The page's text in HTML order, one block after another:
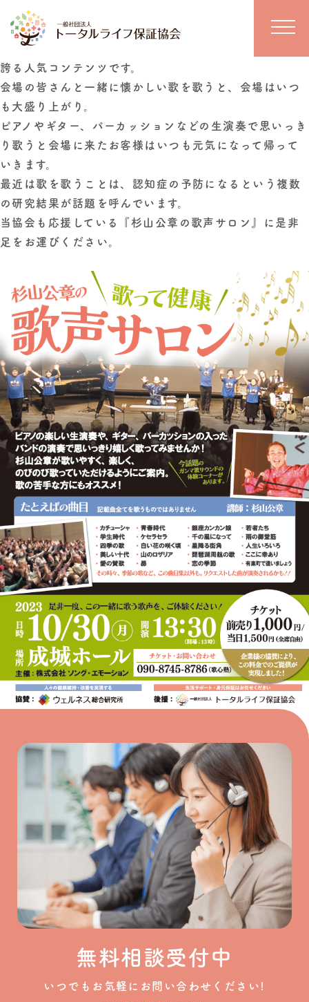
2023年10月30日、成城ホールで杉山公章の歌声サロン
を開催致します。
杉山公章さんの歌声サロンは2700回を超える開催実績を
誇る人気コンテンツです。
会場の皆さんと一緒に懐かしい歌を歌うと、会場はいつ
も大盛り上がり。
ピアノやギター、パーカッションなどの生演奏で思いっき
り歌うと会場に来たお客様はいつも元気になって帰って
いきます。
最近は歌を歌うことは、認知症の予防になるという複数
の研究結果が話題を呼んでいます。
当協会も応援している『杉山公章の歌声サロン』に是非
足をお運びください。
無料相談受付中
いつでもお気軽にお問い合わせください!